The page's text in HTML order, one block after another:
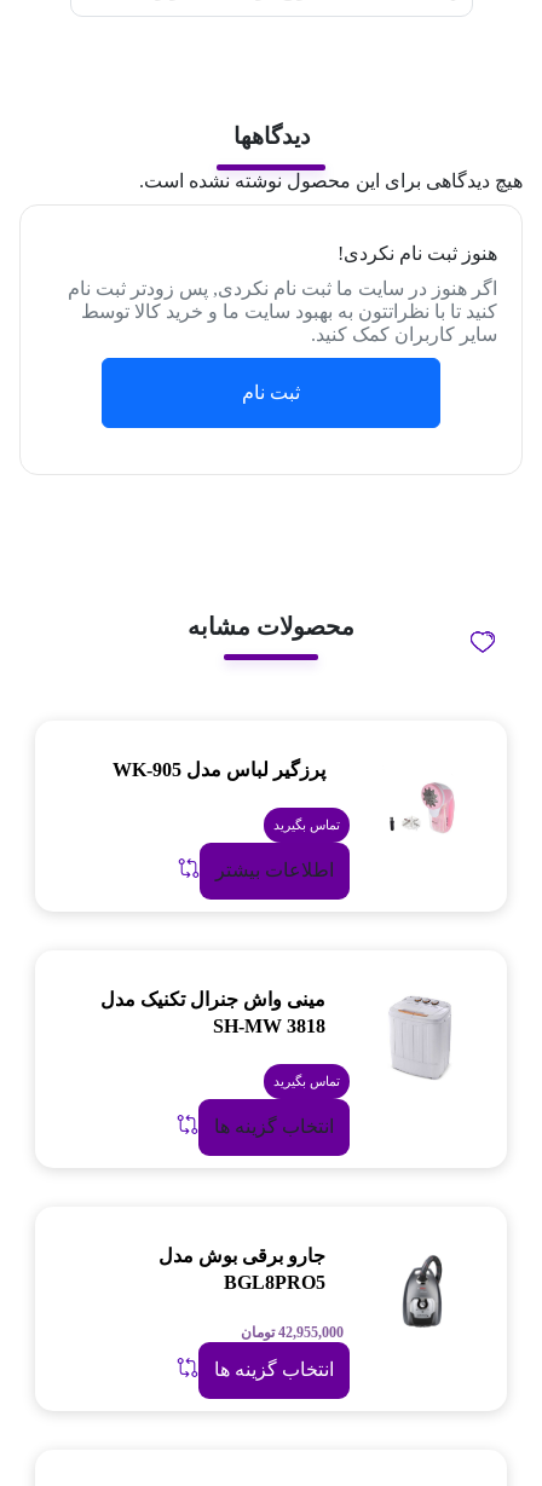
دیدگاهها
هیچ دیدگاهی برای این محصول نوشته نشده است.
هنوز ثبت نام نکردی!
اگر هنوز در سایت ما ثبت نام نکردی, پس زودتر ثبت نام
کنید تا با نظراتتون به بهبود سایت ما و خرید کالا توسط
سایر کاربران کمک کنید.
ثبت نام
محصولات مشابه
پرزگیر لباس مدل WK-905
تماس بگیرید
اطلاعات بیشتر
مینی واش جنرال تکنیک مدل
SH-MW 3818
تماس بگیرید
انتخاب گزینه ها
جارو برقی بوش مدل
BGL8PRO5
42,955,000 تومان
انتخاب گزینه ها